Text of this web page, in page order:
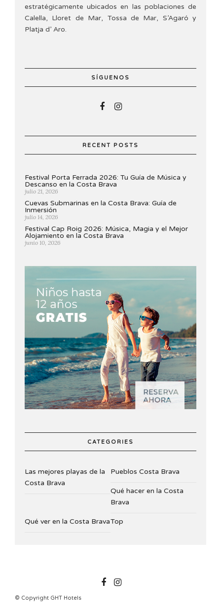
estratégicamente ubicados en las poblaciones de
Calella, Lloret de Mar, Tossa de Mar, S’Agaró y
Platja d’ Aro.
SÍGUENOS
RECENT POSTS
Festival Porta Ferrada 2026: Tu Guía de Música y
Descanso en la Costa Brava
julio 21, 2026
Cuevas Submarinas en la Costa Brava: Guía de
Inmersión
julio 14, 2026
Festival Cap Roig 2026: Música, Magia y el Mejor
Alojamiento en la Costa Brava
junio 10, 2026
CATEGORIES
Las mejores playas de la
Costa Brava
Pueblos Costa Brava
Qué hacer en la Costa
Brava
Qué ver en la Costa BravaTop
© Copyright GHT Hotels